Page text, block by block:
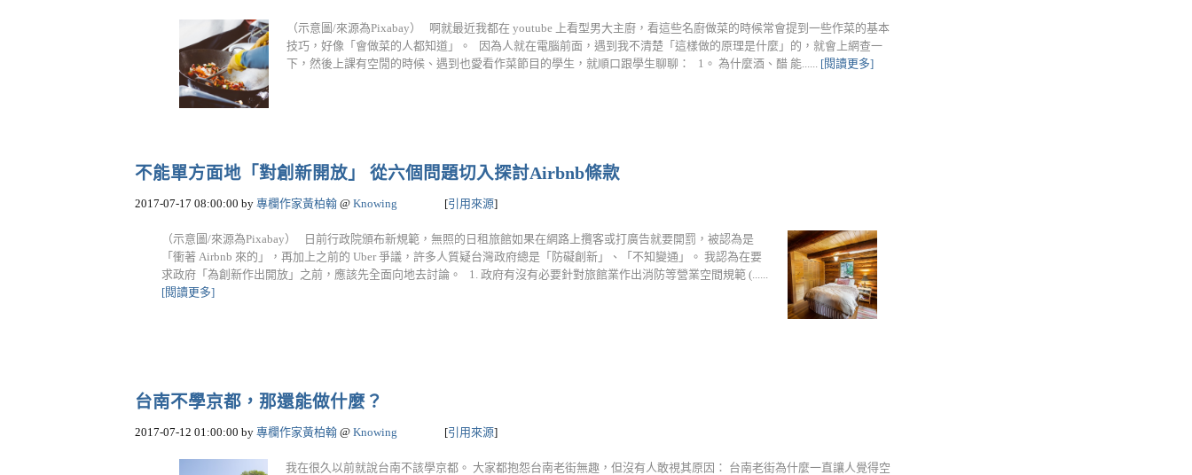
（示意圖/來源為Pixabay） 啊就最近我都在 youtube 上看型男大主廚，看這些名廚做菜的時候常會提到一些作菜的基本
技巧，好像「會做菜的人都知道」。 因為人就在電腦前面，遇到我不清楚「這樣做的原理是什麼」的，就會上網查一
下，然後上課有空閒的時候、遇到也愛看作菜節目的學生，就順口跟學生聊聊： 1。 為什麼酒、醋 能...... [閱讀更多]
不能單方面地「對創新開放」 從六個問題切入探討Airbnb條款
2017-07-17 08:00:00 by 專欄作家黃柏翰 @ Knowing [引用來源]
（示意圖/來源為Pixabay） 日前行政院頒布新規範，無照的日租旅館如果在網路上攬客或打廣告就要開罰，被認為是
「衝著 Airbnb 來的」，再加上之前的 Uber 爭議，許多人質疑台灣政府總是「防礙創新」、「不知變通」。 我認為在要
求政府「為創新作出開放」之前，應該先全面向地去討論。 1. 政府有沒有必要針對旅館業作出消防等營業空間規範 (......
[閱讀更多]
台南不學京都，那還能做什麼？
2017-07-12 01:00:00 by 專欄作家黃柏翰 @ Knowing [引用來源]
我在很久以前就說台南不該學京都。 大家都抱怨台南老街無趣，但沒有人敢視其原因： 台南老街為什麼一直讓人覺得空